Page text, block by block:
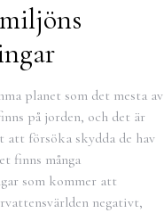
planet som det mesta av
på jorden, och det är
att försöka skydda de hav
finns många
som kommer att
negativt,